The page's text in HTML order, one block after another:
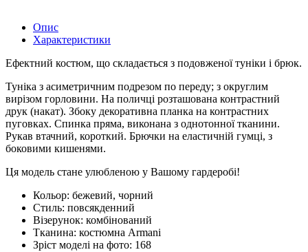
Опис
Характеристики
Ефектний костюм, що складається з подовженої туніки і брюк.
Туніка з асиметричним подрезом по переду; з округлим
вирізом горловини. На поличці розташована контрастний
друк (накат). Збоку декоративна планка на контрастних
пуговках. Спинка пряма, виконана з однотонної тканини.
Рукав втачний, короткий. Брючки на еластичній гумці, з
боковими кишенями.
Ця модель стане улюбленою у Вашому гардеробі!
Кольор: бежевий, чорний
Стиль: повсякденний
Візерунок: комбінований
Тканина: костюмна Armani
Зріст моделі на фото: 168